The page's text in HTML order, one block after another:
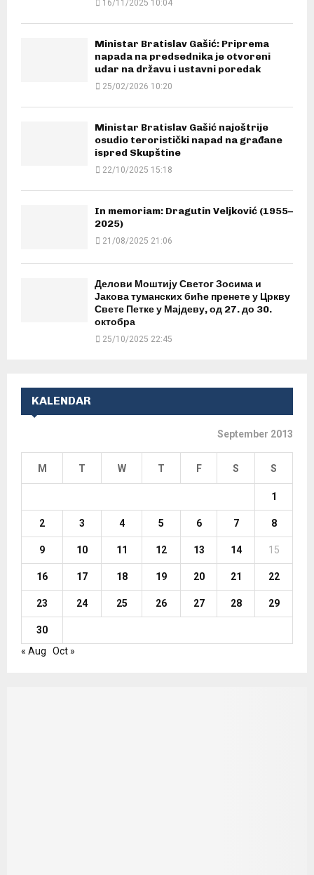
16/11/2025 10:04
Ministar Bratislav Gašić: Priprema
napada na predsednika je otvoreni
udar na državu i ustavni poredak
25/02/2026 10:20
Ministar Bratislav Gašić najoštrije
osudio teroristički napad na građane
ispred Skupštine
22/10/2025 15:18
In memoriam: Dragutin Veljković (1955–
2025)
21/08/2025 21:06
Делови Моштију Светог Зосима и
Јакова туманских биће пренете у Цркву
Свете Петке у Мајдеву, од 27. до 30.
октобра
25/10/2025 22:45
KALENDAR
September 2013
M T W T F S S
1
2 3 4 5 6 7 8
9 10 11 12 13 14 15
16 17 18 19 20 21 22
23 24 25 26 27 28 29
30
« Aug
Oct »